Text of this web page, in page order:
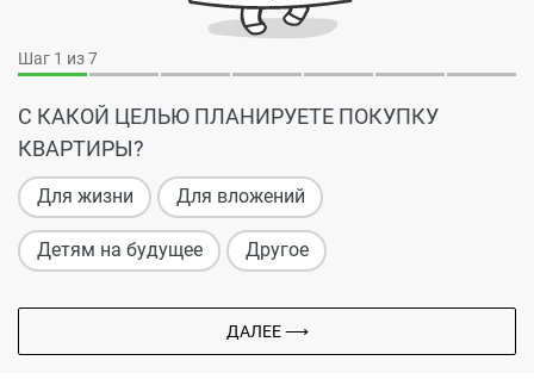
Шаг 1 из 7
С КАКОЙ ЦЕЛЬЮ ПЛАНИРУЕТЕ ПОКУПКУ
КВАРТИРЫ?
Для жизни Для вложений
Детям на будущее Другое
ДАЛЕЕ ⟶